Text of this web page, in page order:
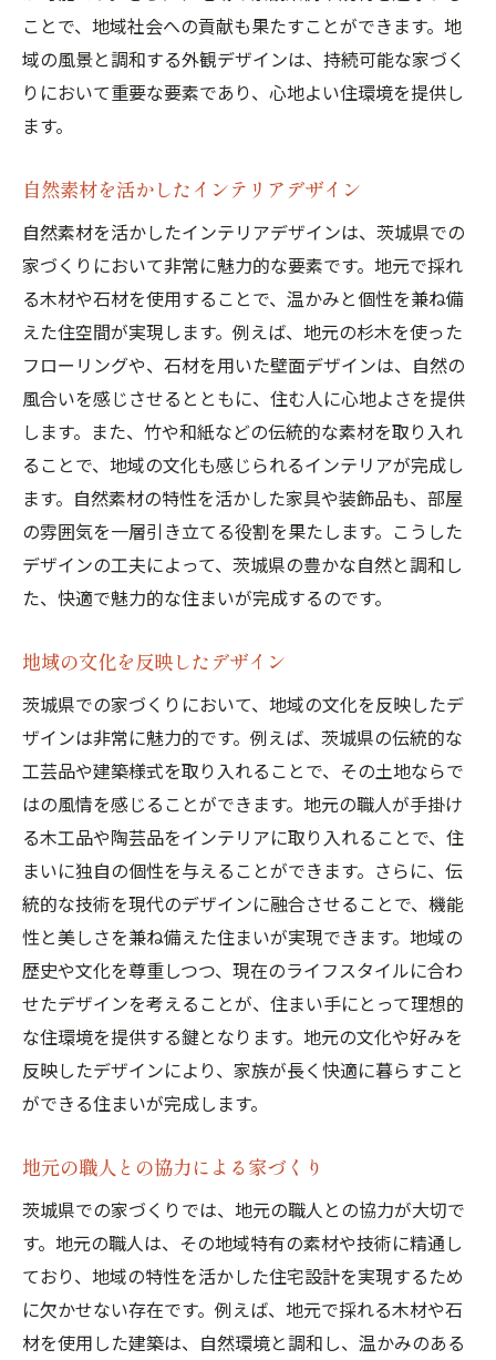
ことで、地域社会への貢献も果たすことができます。地
域の風景と調和する外観デザインは、持続可能な家づく
りにおいて重要な要素であり、心地よい住環境を提供し
ます。
自然素材を活かしたインテリアデザイン
自然素材を活かしたインテリアデザインは、茨城県での
家づくりにおいて非常に魅力的な要素です。地元で採れ
る木材や石材を使用することで、温かみと個性を兼ね備
えた住空間が実現します。例えば、地元の杉木を使った
フローリングや、石材を用いた壁面デザインは、自然の
風合いを感じさせるとともに、住む人に心地よさを提供
します。また、竹や和紙などの伝統的な素材を取り入れ
ることで、地域の文化も感じられるインテリアが完成し
ます。自然素材の特性を活かした家具や装飾品も、部屋
の雰囲気を一層引き立てる役割を果たします。こうした
デザインの工夫によって、茨城県の豊かな自然と調和し
た、快適で魅力的な住まいが完成するのです。
地域の文化を反映したデザイン
茨城県での家づくりにおいて、地域の文化を反映したデ
ザインは非常に魅力的です。例えば、茨城県の伝統的な
工芸品や建築様式を取り入れることで、その土地ならで
はの風情を感じることができます。地元の職人が手掛け
る木工品や陶芸品をインテリアに取り入れることで、住
まいに独自の個性を与えることができます。さらに、伝
統的な技術を現代のデザインに融合させることで、機能
性と美しさを兼ね備えた住まいが実現できます。地域の
歴史や文化を尊重しつつ、現在のライフスタイルに合わ
せたデザインを考えることが、住まい手にとって理想的
な住環境を提供する鍵となります。地元の文化や好みを
反映したデザインにより、家族が長く快適に暮らすこと
ができる住まいが完成します。
地元の職人との協力による家づくり
茨城県での家づくりでは、地元の職人との協力が大切で
す。地元の職人は、その地域特有の素材や技術に精通し
ており、地域の特性を活かした住宅設計を実現するため
に欠かせない存在です。例えば、地元で採れる木材や石
材を使用した建築は、自然環境と調和し、温かみのある